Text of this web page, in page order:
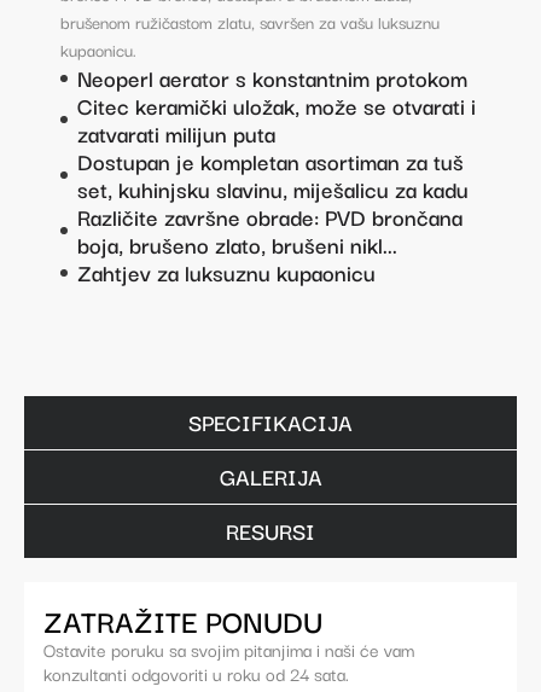
SPECIFIKACIJA
GALERIJA
RESURSI
brušenom ružičastom zlatu, savršen za vašu luksuznu
kupaonicu.
Neoperl aerator s konstantnim protokom
Citec keramički uložak, može se otvarati i
zatvarati milijun puta
Dostupan je kompletan asortiman za tuš
set, kuhinjsku slavinu, miješalicu za kadu
Različite završne obrade: PVD brončana
boja, brušeno zlato, brušeni nikl...
Zahtjev za luksuznu kupaonicu
ZATRAŽITE PONUDU
Ostavite poruku sa svojim pitanjima i naši će vam
konzultanti odgovoriti u roku od 24 sata.